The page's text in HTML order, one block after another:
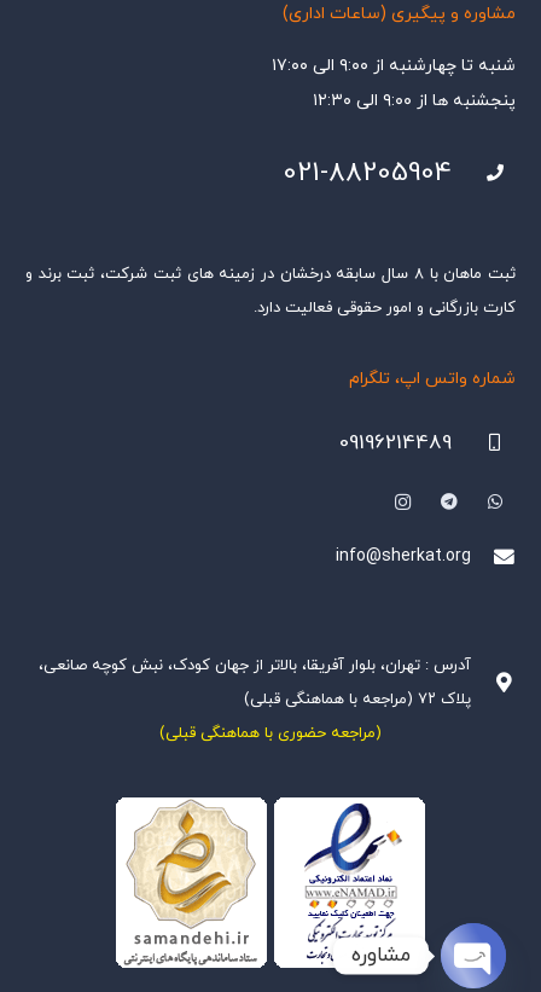
مشاوره و پیگیری (ساعات اداری)
شنبه تا چهارشنبه از ۹:۰۰ الی ۱۷:۰۰
پنجشنبه ها از ۹:۰۰ الی ۱۲:۳۰
021-88205904
ثبت ماهان با ۸ سال سابقه درخشان در زمینه های ثبت شرکت، ثبت برند و
کارت بازرگانی و امور حقوقی فعالیت دارد.
شماره واتس اپ، تلگرام
09196214489
info@sherkat.org
آدرس : تهران، بلوار آفریقا، بالاتر از جهان کودک، نبش کوچه صانعی،
پلاک ۷۲ (مراجعه با هماهنگی قبلی)
(مراجعه حضوری با هماهنگی قبلی)
مشاوره